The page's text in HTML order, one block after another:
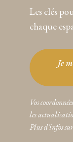
Les clés
chaque
Je
Vos
les
Plus d’infos